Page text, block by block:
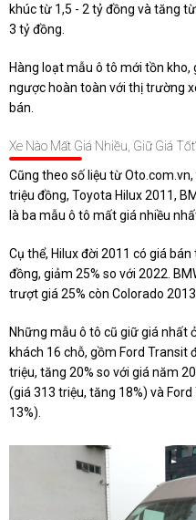
khúc từ 1,5 - 2 tỷ đồng và tăng
3 tỷ đồng.
Hàng loạt mẫu ô tô mới tồn
ngược hoàn toàn với thị trường
bán.
Xe Nào Mất Giá Nhiều, Giữ Giá
Cũng theo số liệu từ
triệu đồng, Toyota Hilux 2011,
là ba mẫu ô tô mất giá nhiều
Cụ thể, Hilux đời 2011 có giá
đồng, giảm 25% so với 2022.
trượt giá 25% còn Colorado
Những mẫu ô tô cũ giữ giá nhất
khách 16 chỗ, gồm Ford Transit
triệu, tăng 20% so với giá năm
(giá 313 triệu, tăng 18%) và
13%).